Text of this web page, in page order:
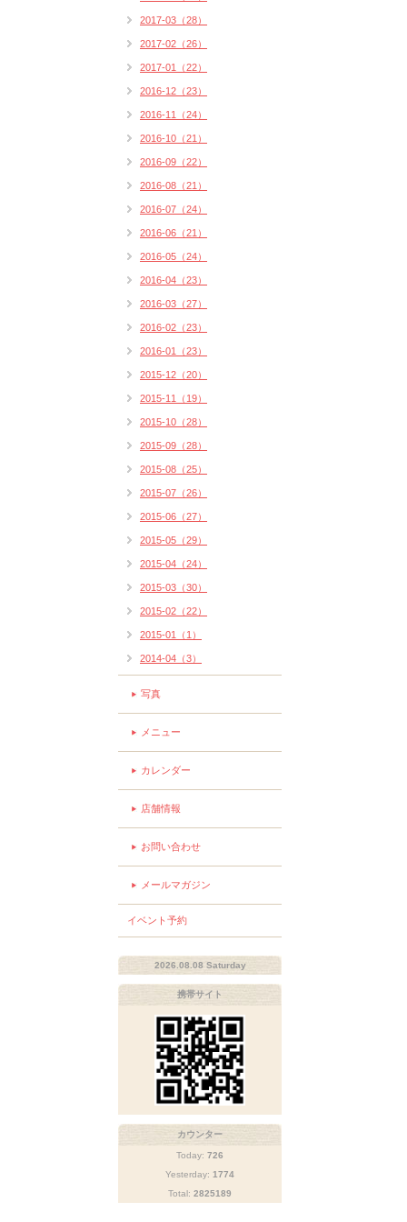
2017-03（28）
2017-02（26）
2017-01（22）
2016-12（23）
2016-11（24）
2016-10（21）
2016-09（22）
2016-08（21）
2016-07（24）
2016-06（21）
2016-05（24）
2016-04（23）
2016-03（27）
2016-02（23）
2016-01（23）
2015-12（20）
2015-11（19）
2015-10（28）
2015-09（28）
2015-08（25）
2015-07（26）
2015-06（27）
2015-05（29）
2015-04（24）
2015-03（30）
2015-02（22）
2015-01（1）
2014-04（3）
写真
メニュー
カレンダー
店舗情報
お問い合わせ
メールマガジン
イベント予約
2026.08.08 Saturday
携帯サイト
カウンター
Today: 726
Yesterday: 1774
Total: 2825189